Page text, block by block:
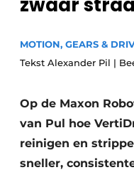
Privacy /
Vacature
Vacatures
MOTION, GEARS &
Tekst Alexander Pil |
Op de Maxon
van Pul hoe
reinigen en
sneller,